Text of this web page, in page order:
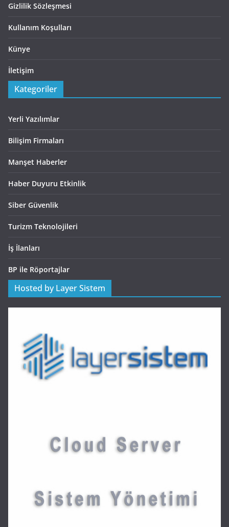
Gizlilik Sözleşmesi
Kullanım Koşulları
Künye
İletişim
Kategoriler
Yerli Yazılımlar
Bilişim Firmaları
Manşet Haberler
Haber Duyuru Etkinlik
Siber Güvenlik
Turizm Teknolojileri
İş İlanları
BP ile Röportajlar
Hosted by Layer Sistem